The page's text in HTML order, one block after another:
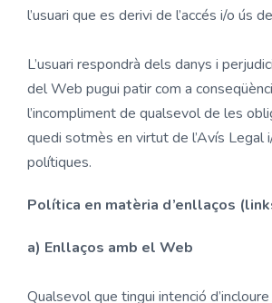
l’usuari que es derivi de l’accés i/o ús
L’usuari respondrà dels danys i
del Web pugui patir com a
l’incompliment de qualsevol de les
quedi sotmès en virtut de l’Avís Legal
polítiques.
Política en matèria d’enllaços
a) Enllaços amb el Web
Qualsevol que tingui intenció